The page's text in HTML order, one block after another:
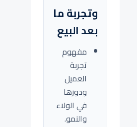
وتجربة ما
بعد البيع
مفهوم
تجربة
العميل
ودورها
في الولاء
والنمو.